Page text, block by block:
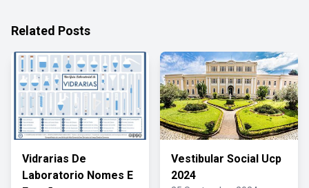
Related Posts
Vidrarias De
Laboratorio Nomes E
Vestibular Social Ucp
2024